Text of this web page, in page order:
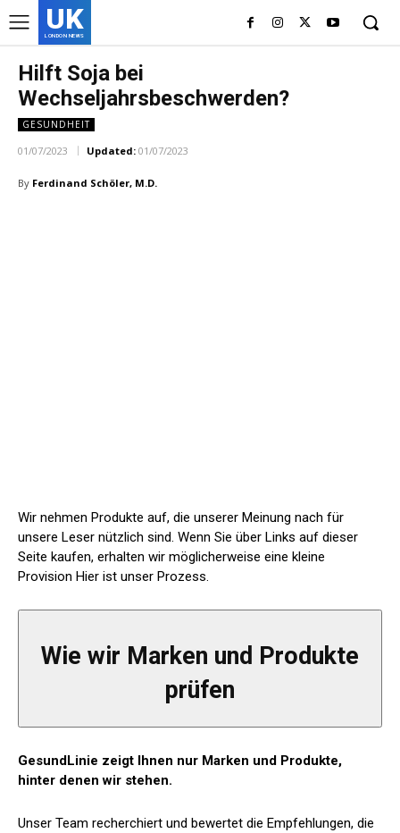
UK
LONDON NEWS
Hilft Soja bei
Wechseljahrsbeschwerden?
GESUNDHEIT
01/07/2023 Updated: 01/07/2023
By Ferdinand Schöler, M.D.
Wir nehmen Produkte auf, die unserer Meinung nach für
unsere Leser nützlich sind. Wenn Sie über Links auf dieser
Seite kaufen, erhalten wir möglicherweise eine kleine
Provision Hier ist unser Prozess.
Wie wir Marken und Produkte
prüfen
GesundLinie zeigt Ihnen nur Marken und Produkte,
hinter denen wir stehen.
Unser Team recherchiert und bewertet die Empfehlungen, die